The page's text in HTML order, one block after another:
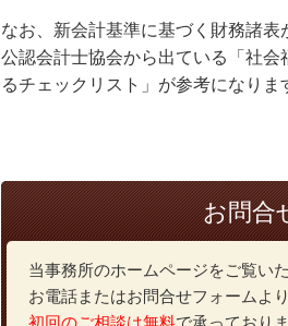
なお、新会計基準に基づく財務諸
公認会計士協会から出ている「社
るチェックリスト」が参考になりま
お問合
当事務所のホームページをご覧い
お電話またはお問合せフォームよ
初回のご相談は無料で承っておりま